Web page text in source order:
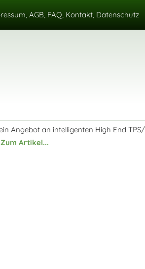
AGB, FAQ, Kontakt, Datenschutz
Angebot an intelligenten High End
Zum Artikel...